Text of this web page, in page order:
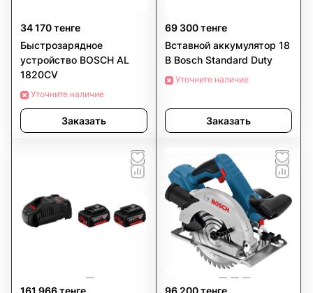
34 170 тенге
Быстрозарядное
устройство BOSCH AL
1820CV
Уточните наличие
Заказать
69 300 тенге
Вставной аккумулятор 18
В Bosch Standard Duty
Уточните наличие
Заказать
161 966 тенге 96 200 тенге